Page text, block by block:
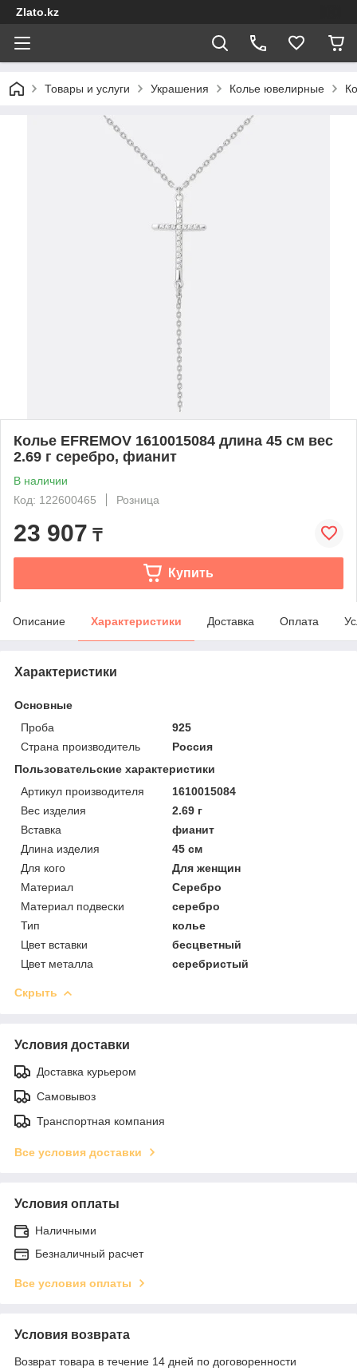
Zlato.kz
Товары и услуги Украшения Колье ювелирные
Колье EFREMOV 1610015084 длина 45 см вес
2.69 г серебро, фианит
В наличии
Код: 122600465
Розница
23 907 ₸
Купить
Описание Характеристики Доставка Оплата
Характеристики
Основные
Проба
925
Страна производитель
Россия
Пользовательские характеристики
Артикул производителя
1610015084
Вес изделия
2.69 г
Вставка
фианит
Длина изделия
45 см
Для кого
Для женщин
Материал
Серебро
Материал подвески
серебро
Тип
колье
Цвет вставки
бесцветный
Цвет металла
серебристый
Скрыть
Условия доставки
Доставка курьером
Самовывоз
Транспортная компания
Все условия доставки
Условия оплаты
Наличными
Безналичный расчет
Все условия оплаты
Условия возврата
Возврат товара в течение 14 дней по договоренности